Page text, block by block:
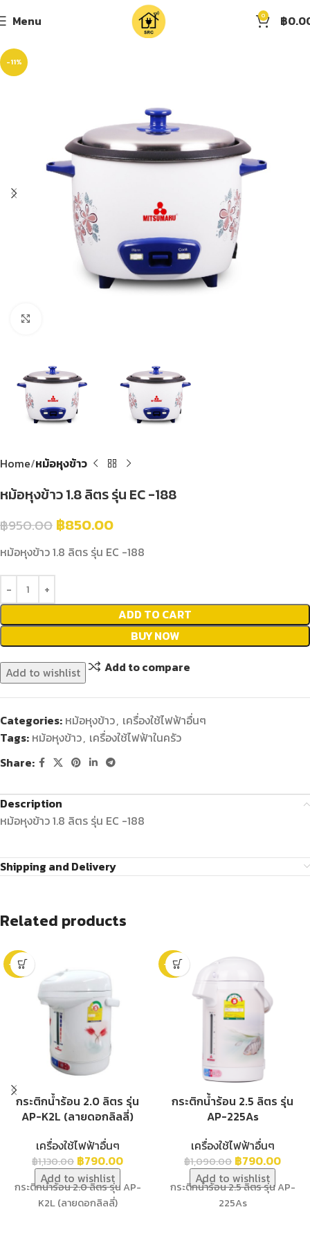
Menu 0 ฿
-11%
Home หม้อหุงข้าว
หม้อหุงข้าว 1.8 ลิตร รุ่น EC -188
฿950.00 ฿850.00
หม้อหุงข้าว 1.8 ลิตร รุ่น EC -188
ADD TO CART
BUY NOW
Add to wishlist Add to compare
Categories: หม้อหุงข้าว, เครื่องใช้ไฟฟ้าอื่นๆ
Tags: หม้อหุงข้าว, เครื่องใช้ไฟฟ้าในครัว
Share:
Description
หม้อหุงข้าว 1.8 ลิตร รุ่น EC -188
Shipping and Delivery
Related products
-30%
กระติกน้ำร้อน 2.0 ลิตร รุ่น
AP-K2L (ลายดอกลิลลี่)
เครื่องใช้ไฟฟ้าอื่นๆ
฿1,130.00 ฿790.00
Add to wishlist
กระติกน้ำร้อน 2.0 ลิตร รุ่น AP-
K2L (ลายดอกลิลลี่)
-28%
กระติกน้ำร้อน 2.5 ลิตร รุ่น
AP-225As
เครื่องใช้ไฟฟ้าอื่นๆ
฿1,090.00 ฿790.00
Add to wishlist
กระติกน้ำร้อน 2.5 ลิตร รุ่น AP-
225As